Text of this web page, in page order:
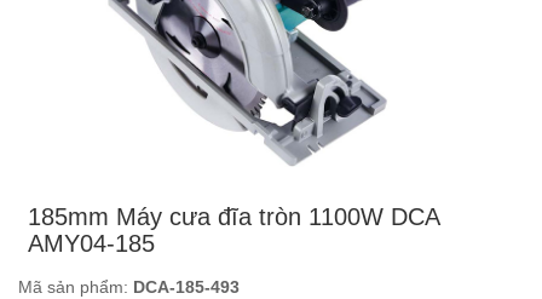
185mm Máy cưa đĩa tròn 1100W DCA
AMY04-185
Mã sản phẩm: DCA-185-493